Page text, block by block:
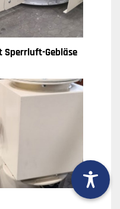
Sperrluft-Gebläse